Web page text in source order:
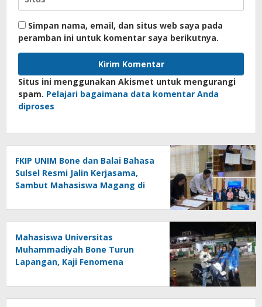
Simpan nama, email, dan situs web saya pada
peramban ini untuk komentar saya berikutnya.
Situs ini menggunakan Akismet untuk mengurangi
spam. Pelajari bagaimana data komentar Anda
diproses
FKIP UNIM Bone dan Balai Bahasa
Sulsel Resmi Jalin Kerjasama,
Sambut Mahasiswa Magang di
Mahasiswa Universitas
Muhammadiyah Bone Turun
Lapangan, Kaji Fenomena
melalui Riset FOTOFOBIA